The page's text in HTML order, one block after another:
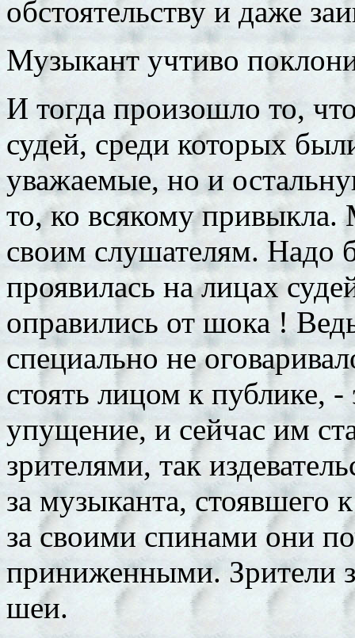
обстоятельству и даже
Музыкант учтиво
И тогда произошло то,
судей, среди которых
уважаемые, но и
то, ко всякому
своим слушателям. Надо
проявилась на лицах
оправились от шока !
специально не
стоять лицом к публике,
упущение, и сейчас им
зрителями, так
за музыканта, стоявшего
за своими спинами они
приниженными. Зрители
шеи.